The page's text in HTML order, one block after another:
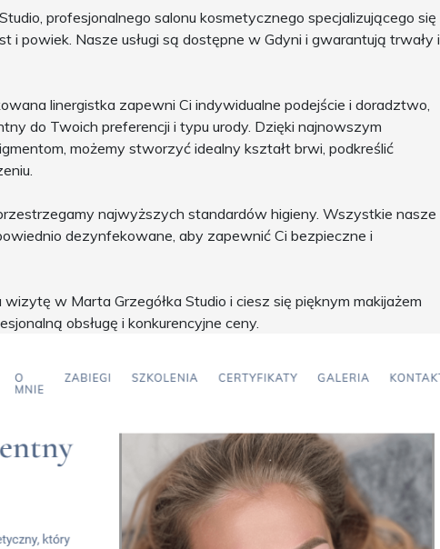
profesjonalnego salonu kosmetycznego specjalizującego się
i powiek. Nasze usługi są dostępne w Gdyni i gwarantują trwały i
linergistka zapewni Ci indywidualne podejście i doradztwo,
do Twoich preferencji i typu urody. Dzięki najnowszym
możemy stworzyć idealny kształt brwi, podkreślić
najwyższych standardów higieny. Wszystkie nasze
dezynfekowane, aby zapewnić Ci bezpieczne i
w Marta Grzegółka Studio i ciesz się pięknym makijażem
obsługę i konkurencyjne ceny.